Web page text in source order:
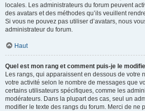
locales. Les administrateurs du forum peuvent
des avatars et des méthodes qu’ils veuillent
Si vous ne pouvez pas utiliser d’avatars, nous
administrateur du forum.
Haut
Quel est mon rang et comment puis-je le
Les rangs, qui apparaissent en dessous de votre
votre activité selon le nombre de messages que
certains utilisateurs spécifiques, comme les
modérateurs. Dans la plupart des cas, seul un
modifier le texte des rangs du forum. Merci de ne